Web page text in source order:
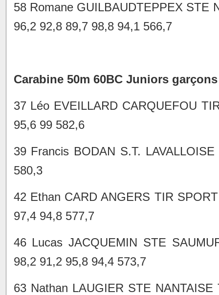
58 Romane GUILBAUDTEPPEX STE
96,2 92,8 89,7 98,8 94,1 566,7
Carabine 50m 60BC Juniors garçons
37 Léo EVEILLARD CARQUEFOU
95,6 99 582,6
39 Francis BODAN S.T.
580,3
42 Ethan CARD ANGERS TIR
97,4 94,8 577,7
46 Lucas JACQUEMIN STE
98,2 91,2 95,8 94,4 573,7
63 Nathan LAUGIER STE